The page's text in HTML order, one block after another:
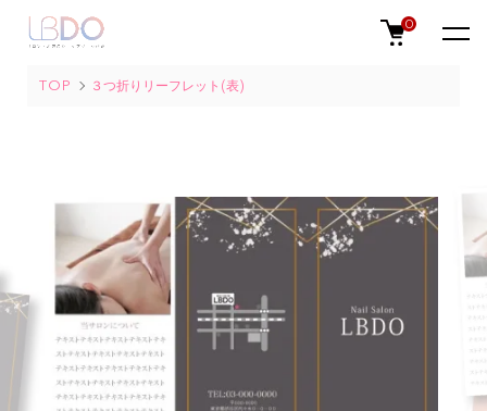
0
TOP ３つ折りリーフレット(表)